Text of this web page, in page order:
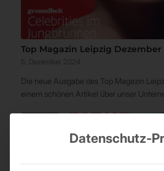
Top Magazin Leipzig Dezember
Die neue Ausgabe des Top Magazin
einem schönen Artikel über unser
Datenschutz-